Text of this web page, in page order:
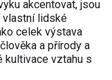
akcentovat, jsou
vlastní lidské
celek výstava
a přírody a
kultivace vztahu s